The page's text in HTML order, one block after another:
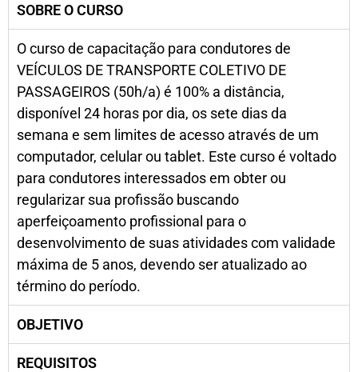
SOBRE O CURSO
O curso de capacitação para condutores de
VEÍCULOS DE TRANSPORTE COLETIVO DE
PASSAGEIROS (50h/a) é 100% a distância,
disponível 24 horas por dia, os sete dias da
semana e sem limites de acesso através de um
computador, celular ou tablet. Este curso é voltado
para condutores interessados em obter ou
regularizar sua profissão buscando
aperfeiçoamento profissional para o
desenvolvimento de suas atividades com validade
máxima de 5 anos, devendo ser atualizado ao
término do período.
OBJETIVO
REQUISITOS